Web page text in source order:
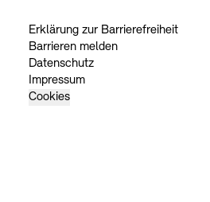
Erklärung zur Barrierefreiheit
Barrieren melden
Datenschutz
Impressum
Cookies